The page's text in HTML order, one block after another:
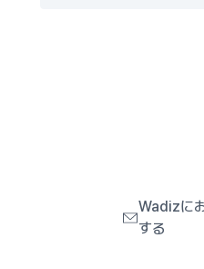
Wadizに
する